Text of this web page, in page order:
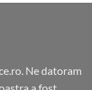
Ne datoram